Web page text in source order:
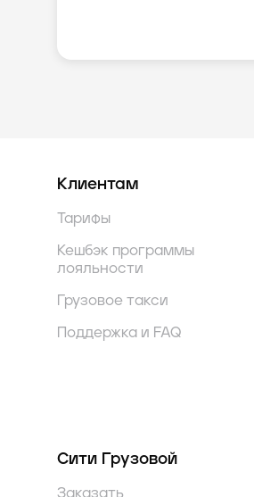
Клиентам
Тарифы
Кешбэк программы
лояльности
Грузовое такси
Поддержка и FAQ
Сити Грузовой
Заказать